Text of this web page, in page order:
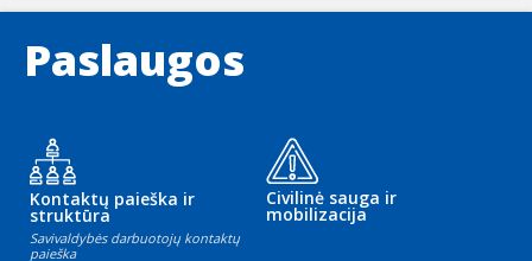
Paslaugos
Kontaktų paieška ir
struktūra
Savivaldybės darbuotojų kontaktų
paieška
Civilinė sauga ir
mobilizacija